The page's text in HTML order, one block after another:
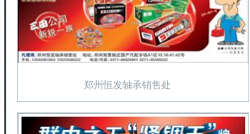
郑州恒发轴承销售处